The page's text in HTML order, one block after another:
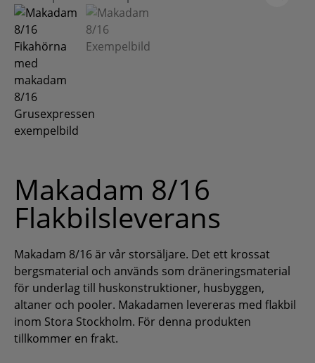
Makadam 8/16
Flakbilsleverans
Makadam 8/16 är vår storsäljare. Det ett krossat
bergsmaterial och används som dräneringsmaterial
för underlag till huskonstruktioner, husbyggen,
altaner och pooler. Makadamen levereras med flakbil
inom Stora Stockholm. För denna produkten
tillkommer en frakt.